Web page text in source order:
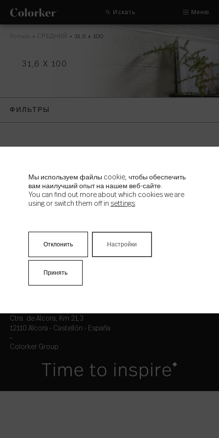
Искать Меню
Portada » СРЕДНИЙ »31,6 x 100
31,6 X 100
ФИЛЬТРЫ
КОНТАКТЫ
ЮРИДИЧЕСКОЕ УВЕДОМЛЕНИЕ
COOKIES
Ctra. de Alcora, Km 21,3
12110 Alcora - Castellón - España
Colorker Group
Мы используем файлы cookie, чтобы обеспечить
вам наилучший опыт на нашем веб-сайте.
You can find out more about which cookies we are
using or switch them off in settings.
Принять
Отклонить Настройки